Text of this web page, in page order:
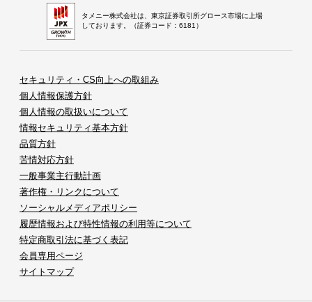
タメニー株式会社は、東京証券取引所グロース市場に上場
しております。（証券コード：6181）
セキュリティ・CS向上への取組み
個人情報保護方針
個人情報の取扱いについて
情報セキュリティ基本方針
品質方針
苦情対応方針
一般事業主行動計画
著作権・リンクについて
ソーシャルメディアポリシー
履歴情報および特性情報の利用等について
特定商取引法に基づく表記
会員専用ページ
サイトマップ